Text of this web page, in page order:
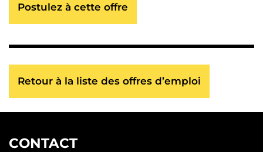
Postulez à cette offre
Retour à la liste des offres d’emploi
CONTACT